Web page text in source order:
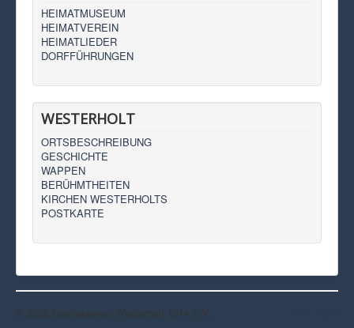
HEIMATMUSEUM
HEIMATVEREIN
HEIMATLIEDER
DORFFÜHRUNGEN
WESTERHOLT
ORTSBESCHREIBUNG
GESCHICHTE
WAPPEN
BERÜHMTHEITEN
KIRCHEN WESTERHOLTS
POSTKARTE
© 2026 Heimatverein Westerholt 1914 e.V.